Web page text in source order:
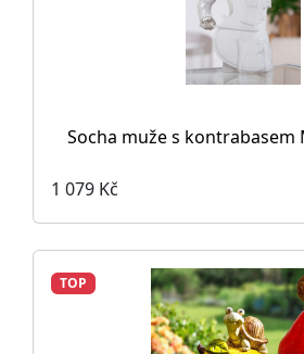
Socha muže s kontrabasem
1 079 Kč
TOP